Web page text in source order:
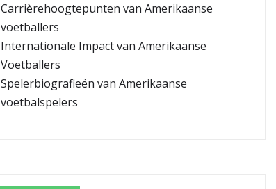
Carrièrehoogtepunten van Amerikaanse
voetballers
Internationale Impact van Amerikaanse
Voetballers
Spelerbiografieën van Amerikaanse
voetbalspelers